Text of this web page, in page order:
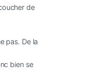
de
pas. De la
bien se